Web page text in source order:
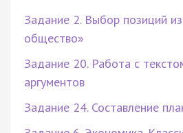
Задание 2. Выбор позиций
общество»
Задание 20. Работа с
аргументов
Задание 24. Составление